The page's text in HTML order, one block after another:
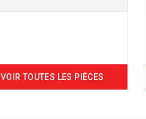
VOIR TOUTES LES PIÈCES